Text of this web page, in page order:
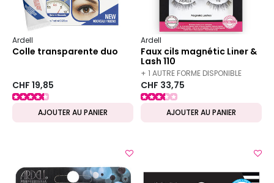
Ardell
Colle transparente duo
CHF 19,85
AJOUTER AU PANIER
Ardell
Faux cils magnétic Liner &
Lash 110
+ 1 AUTRE FORME DISPONIBLE
CHF 33,75
AJOUTER AU PANIER